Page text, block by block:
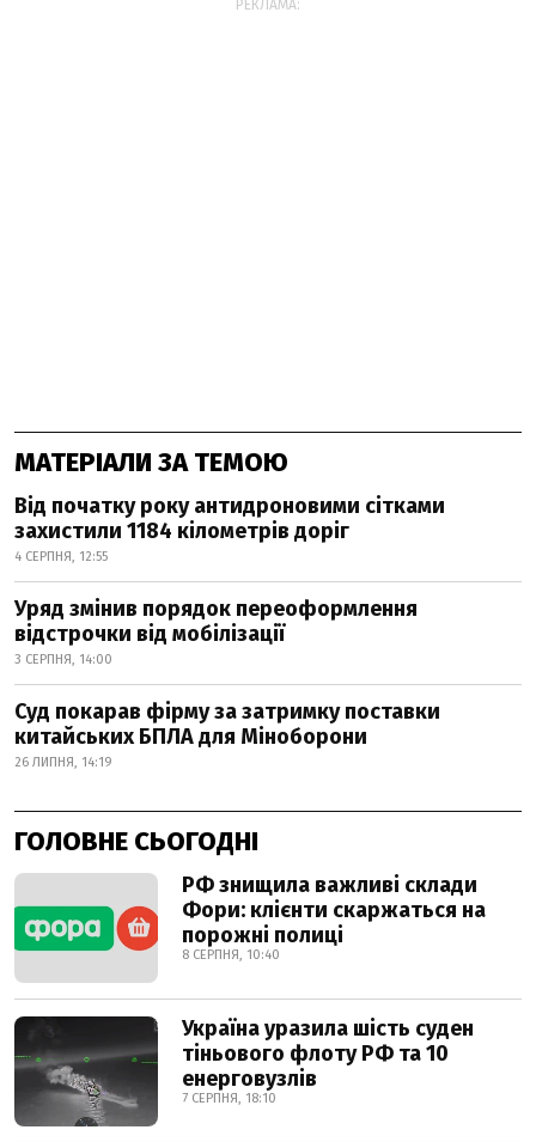
РЕКЛАМА:
МАТЕРІАЛИ ЗА ТЕМОЮ
Від початку року антидроновими сітками
захистили 1184 кілометрів доріг
4 СЕРПНЯ, 12:55
Уряд змінив порядок переоформлення
відстрочки від мобілізації
3 СЕРПНЯ, 14:00
Суд покарав фірму за затримку поставки
китайських БПЛА для Міноборони
26 ЛИПНЯ, 14:19
ГОЛОВНЕ СЬОГОДНІ
РФ знищила важливі склади
Фори: клієнти скаржаться на
порожні полиці
8 СЕРПНЯ, 10:40
Україна уразила шість суден
тіньового флоту РФ та 10
енерговузлів
7 СЕРПНЯ, 18:10